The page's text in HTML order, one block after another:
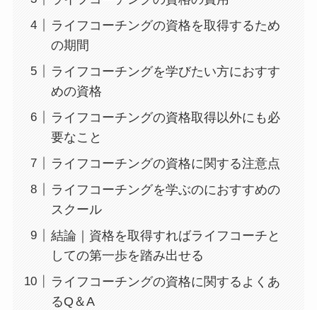
ライフコーチングの資格を取得するため
の期間
ライフコーチングを学びたい方におすす
めの資格
ライフコーチングの資格取得以外にも必
要なこと
ライフコーチングの資格に関する注意点
ライフコーチングを学ぶのにおすすめの
スクール
結論｜資格を取得すればライフコーチと
しての第一歩を踏み出せる
ライフコーチングの資格に関するよくあ
るQ＆A